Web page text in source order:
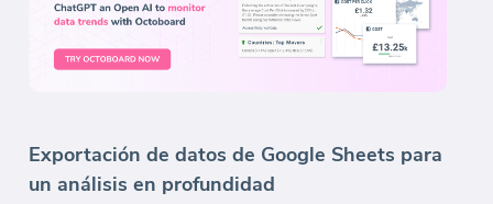
Exportación de datos de Google Sheets para
un análisis en profundidad